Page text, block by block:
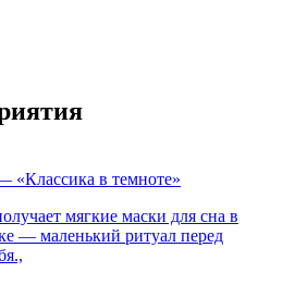
в темноте»
мягкие маски для сна в
— маленький ритуал перед